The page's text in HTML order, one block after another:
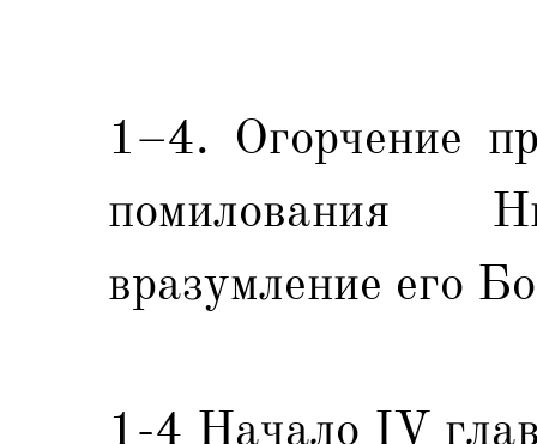
1–4. Огорчение
вразумление его
1-4 Начало IV